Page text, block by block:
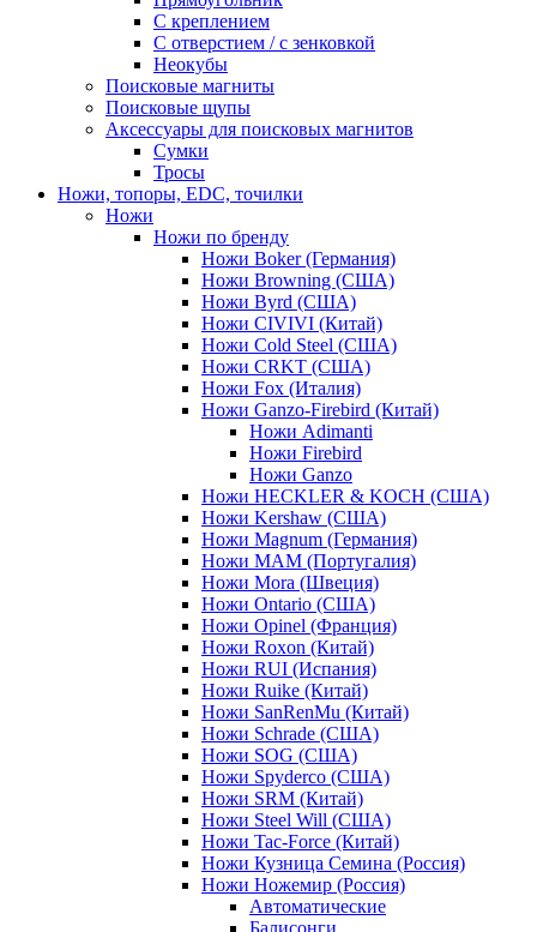
С креплением
С отверстием / с зенковкой
Неокубы
Поисковые магниты
Поисковые щупы
Аксессуары для поисковых магнитов
Сумки
Тросы
Ножи, топоры, EDC, точилки
Ножи
Ножи по бренду
Ножи Boker (Германия)
Ножи Browning (США)
Ножи Byrd (США)
Ножи CIVIVI (Китай)
Ножи Cold Steel (США)
Ножи CRKT (США)
Ножи Fox (Италия)
Ножи Ganzo-Firebird (Китай)
Ножи Adimanti
Ножи Firebird
Ножи Ganzo
Ножи HECKLER & KOCH (США)
Ножи Kershaw (США)
Ножи Magnum (Германия)
Ножи MAM (Португалия)
Ножи Mora (Швеция)
Ножи Ontario (США)
Ножи Opinel (Франция)
Ножи Roxon (Китай)
Ножи RUI (Испания)
Ножи Ruike (Китай)
Ножи SanRenMu (Китай)
Ножи Schrade (США)
Ножи SOG (США)
Ножи Spyderco (США)
Ножи SRM (Китай)
Ножи Steel Will (США)
Ножи Tac-Force (Китай)
Ножи Кузница Семина (Россия)
Ножи Ножемир (Россия)
Автоматические
Балисонги